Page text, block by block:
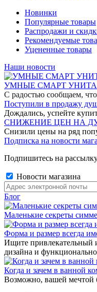
Новинки
Популярные товары
Распродажи и
Рекомендуемые
Уцененные товары
Наши новости
УМНЫЕ СМАРТ
С радостью сообщаем,
Поступили в продажу
Дождались, успейте
СНИЖЕНИЕ ЦЕН НА
Снизили цены на ряд
Подписка на новости
Подпишитесь на
Новости магазина
Блог
Маленькие секреты
Форма и размер всегда
Ищите привлекательный
дизайна и
Когда и зачем в ванной
Возможно, вашей мечтой